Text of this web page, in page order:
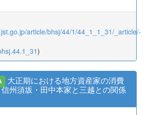
article/bhsj/44/1/44_1_1_31/_article/-
)
大正期における地方資産家の消費
州須坂・田中本家と三越との関係